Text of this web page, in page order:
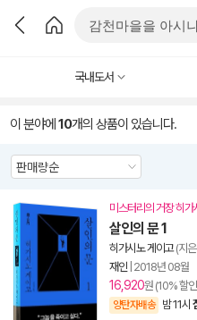
국내도서
이 분야에 10개의 상품이 있습니다.
미스터리의 거장 히가
살인의 문 1
히가시노 게이고(지은
재인 2018년 08월
16,920원 (10% 할
양탄자배송 밤 11시